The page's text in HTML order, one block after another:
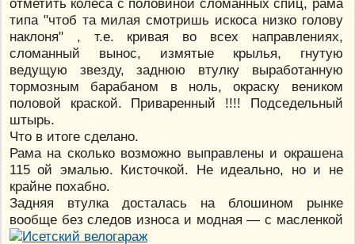
отметить колеса с половиной сломанных спиц, рама
типа "чтоб та милая смотришь искоса низко голову
наклоня" , т.е. кривая во всех направлениях,
сломанный вынос, измятые крылья, гнутую
ведущую звезду, заднюю втулку выработанную
тормозным барабаном в ноль, окраску веником
половой краской. Приваренный !!!! Подседельный
штырь.
Что в итоге сделано.
Рама на сколько возможно выправлены и окрашена
115 ой эмалью. Кисточкой. Не идеально, но и не
крайне похабно.
Задняя втулка досталась на блошином рынке
вообще без следов износа и модная — с масленкой